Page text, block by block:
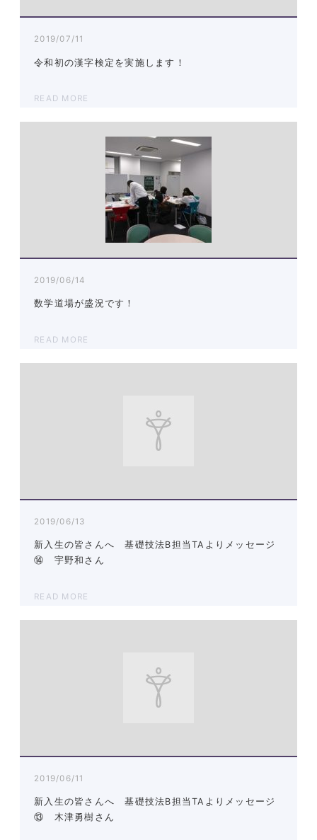
2019/07/11
令和初の漢字検定を実施します！
READ MORE
2019/06/14
数学道場が盛況です！
READ MORE
2019/06/13
新入生の皆さんへ 基礎技法B担当TAよりメッセージ
⑭ 宇野和さん
READ MORE
2019/06/11
新入生の皆さんへ 基礎技法B担当TAよりメッセージ
⑬ 木津勇樹さん